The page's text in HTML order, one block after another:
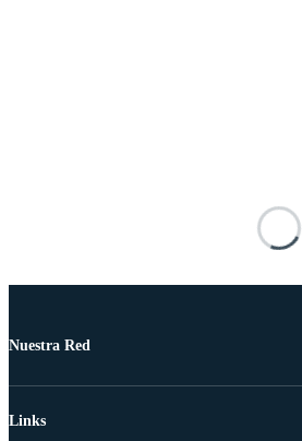
Nuestra Red
Links